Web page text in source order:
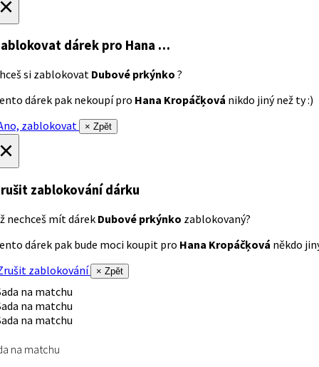
dárek pro Hana …
si zablokovat Dubové prkýnko ?
dárek pak nekoupí pro Hana Kropáčķová nikdo jiný než ty :)
zablokovat
× Zpět
zablokování dárku
nechceš mít dárek Dubové prkýnko zablokovaný?
dárek pak bude moci koupit pro Hana Kropáčķová někdo
zablokování
× Zpět
na matchu